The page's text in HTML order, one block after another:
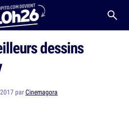
dessins
parCinemagora